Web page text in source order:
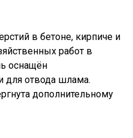
в бетоне, кирпиче и
работ в
оснащён
для отвода шлама.
дополнительному